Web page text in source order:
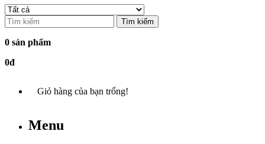
Tìm kiếm
0 sản phẩm
0đ
Giỏ hàng của bạn trống!
Menu